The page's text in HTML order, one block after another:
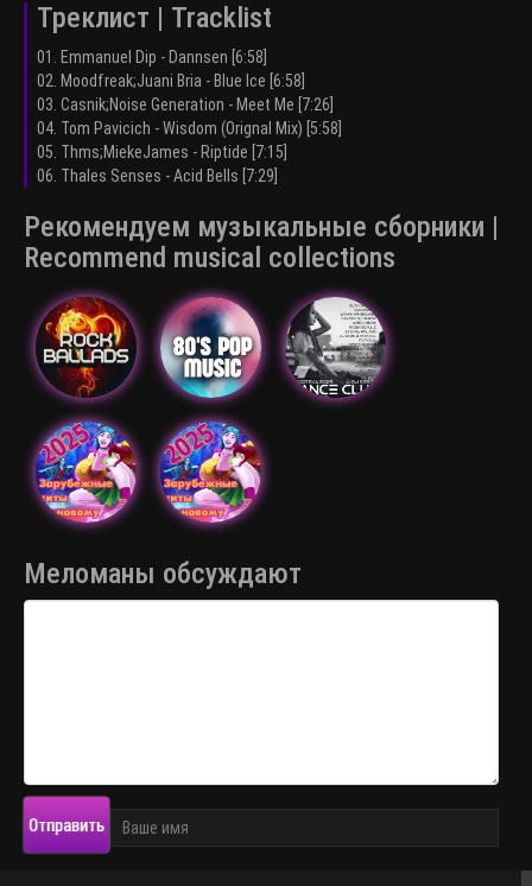
Треклист | Tracklist
01. Emmanuel Dip - Dannsen [6:58]
02. Moodfreak;Juani Bria - Blue Ice [6:58]
03. Casnik;Noise Generation - Meet Me [7:26]
04. Tom Pavicich - Wisdom (Orignal Mix) [5:58]
05. Thms;MiekeJames - Riptide [7:15]
06. Thales Senses - Acid Bells [7:29]
Рекомендуем музыкальные сборники |
Recommend musical collections
Меломаны обсуждают
Отправить